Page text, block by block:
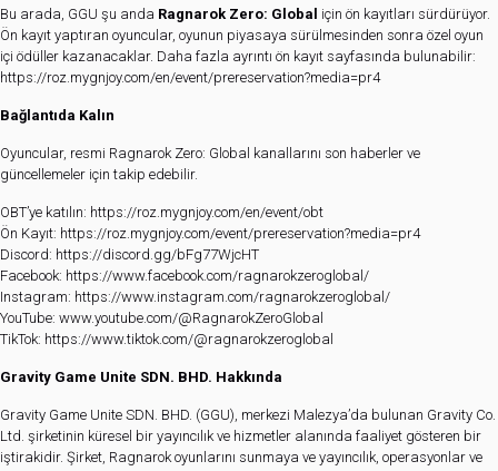
Bu arada, GGU şu anda Ragnarok Zero: Global için ön kayıtları sürdürüyor.
Ön kayıt yaptıran oyuncular, oyunun piyasaya sürülmesinden sonra özel oyun
içi ödüller kazanacaklar. Daha fazla ayrıntı ön kayıt sayfasında bulunabilir:
https://roz.mygnjoy.com/en/event/prereservation?media=pr4
Bağlantıda Kalın
Oyuncular, resmi Ragnarok Zero: Global kanallarını son haberler ve
güncellemeler için takip edebilir.
OBT’ye katılın: https://roz.mygnjoy.com/en/event/obt
Ön Kayıt: https://roz.mygnjoy.com/event/prereservation?media=pr4
Discord: https://discord.gg/bFg77WjcHT
Facebook: https://www.facebook.com/ragnarokzeroglobal/
Instagram: https://www.instagram.com/ragnarokzeroglobal/
YouTube: www.youtube.com/@RagnarokZeroGlobal
TikTok: https://www.tiktok.com/@ragnarokzeroglobal
Gravity Game Unite SDN. BHD. Hakkında
Gravity Game Unite SDN. BHD. (GGU), merkezi Malezya’da bulunan Gravity Co.
Ltd. şirketinin küresel bir yayıncılık ve hizmetler alanında faaliyet gösteren bir
iştirakidir. Şirket, Ragnarok oyunlarını sunmaya ve yayıncılık, operasyonlar ve